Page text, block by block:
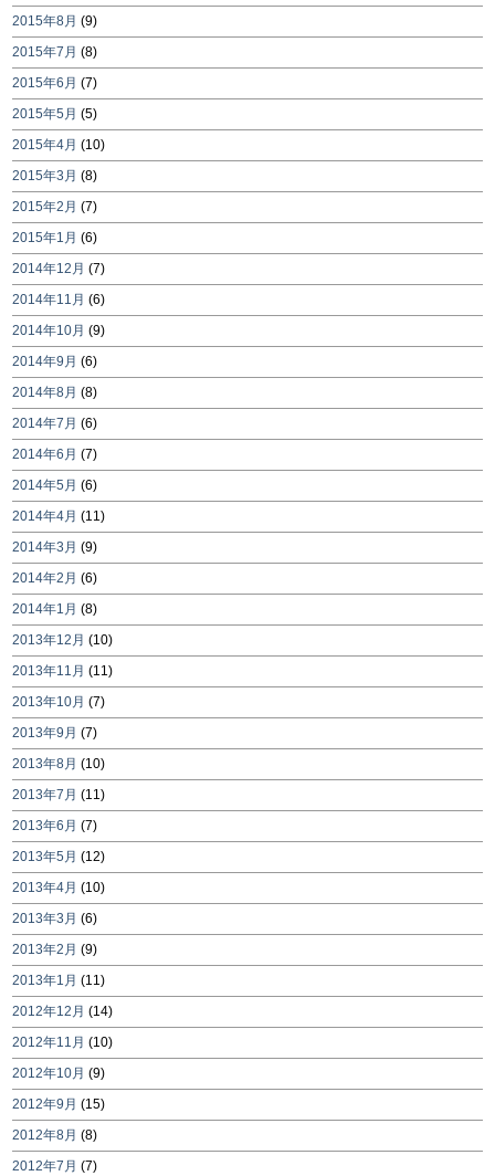
2015年8月 (9)
2015年7月 (8)
2015年6月 (7)
2015年5月 (5)
2015年4月 (10)
2015年3月 (8)
2015年2月 (7)
2015年1月 (6)
2014年12月 (7)
2014年11月 (6)
2014年10月 (9)
2014年9月 (6)
2014年8月 (8)
2014年7月 (6)
2014年6月 (7)
2014年5月 (6)
2014年4月 (11)
2014年3月 (9)
2014年2月 (6)
2014年1月 (8)
2013年12月 (10)
2013年11月 (11)
2013年10月 (7)
2013年9月 (7)
2013年8月 (10)
2013年7月 (11)
2013年6月 (7)
2013年5月 (12)
2013年4月 (10)
2013年3月 (6)
2013年2月 (9)
2013年1月 (11)
2012年12月 (14)
2012年11月 (10)
2012年10月 (9)
2012年9月 (15)
2012年8月 (8)
2012年7月 (7)